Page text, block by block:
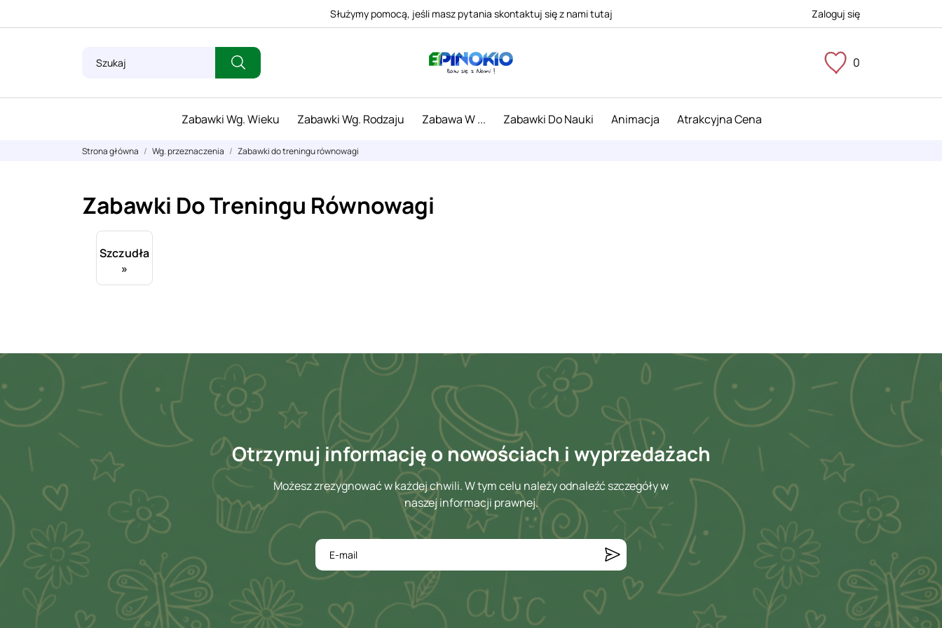
Służymy pomocą, jeśli masz pytania skontaktuj się z nami tutaj Zaloguj się
0
Zabawki Wg. Wieku Zabawki Wg. Rodzaju Zabawa W ... Zabawki Do Nauki Animacja Atrakcyjna Cena
Strona główna Wg. przeznaczenia Zabawki do treningu równowagi
Zabawki Do Treningu Równowagi
Szczudła
»
Otrzymuj informację o nowościach i wyprzedażach
Możesz zrezygnować w każdej chwili. W tym celu należy odnaleźć szczegóły w
naszej informacji prawnej.